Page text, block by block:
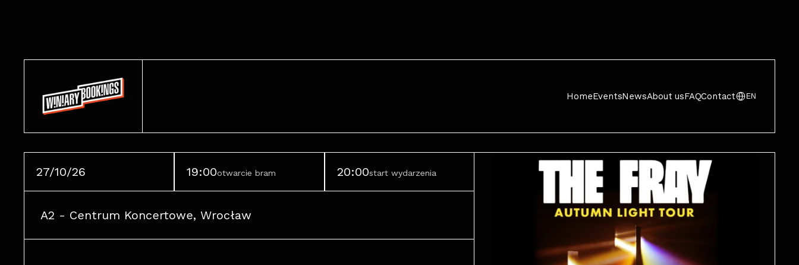
HomeEventsNewsAbout usFAQContact EN
27/10/26 19:00otwarcie bram 20:00start wydarzenia
A2 - Centrum Koncertowe, Wrocław